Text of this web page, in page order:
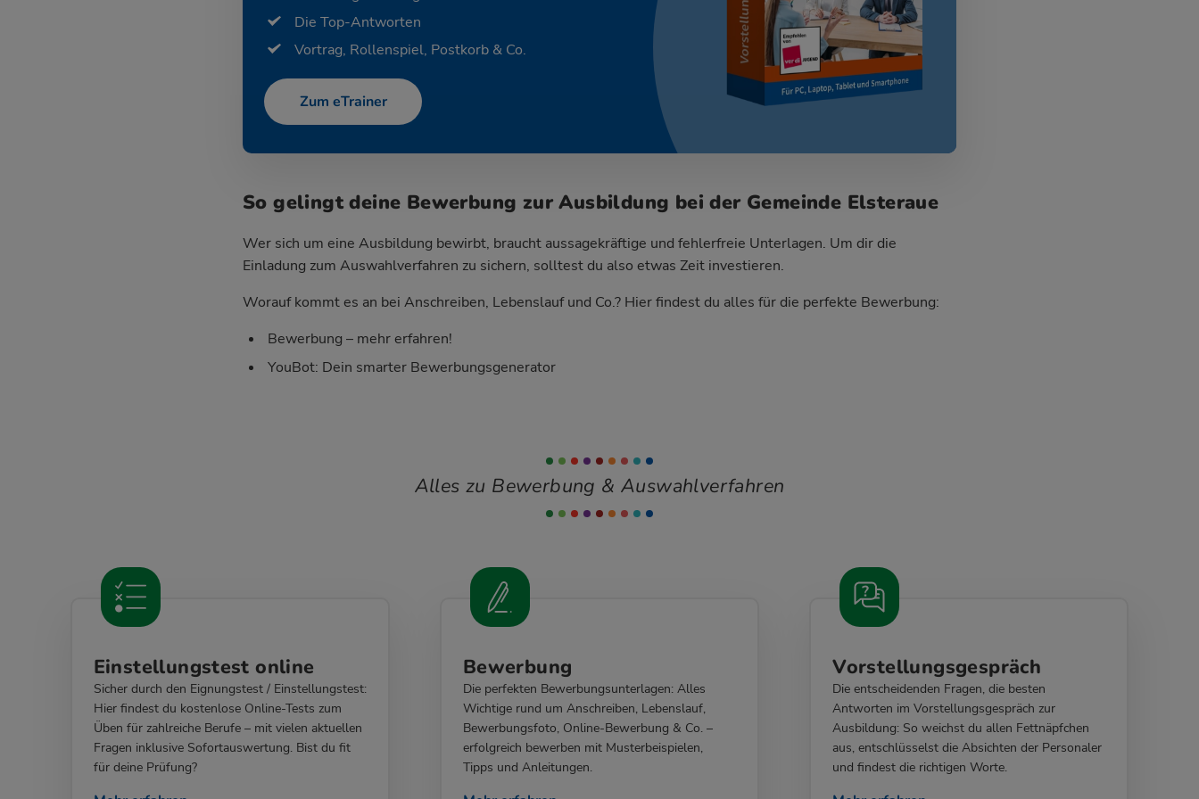
Die Top-Antworten
Vortrag, Rollenspiel, Postkorb & Co.
Zum eTrainer
So gelingt deine Bewerbung zur Ausbildung bei der Gemeinde Elsteraue
Wer sich um eine Ausbildung bewirbt, braucht aussagekräftige und fehlerfreie Unterlagen. Um dir die
Einladung zum Auswahlverfahren zu sichern, solltest du also etwas Zeit investieren.
Worauf kommt es an bei Anschreiben, Lebenslauf und Co.? Hier findest du alles für die perfekte Bewerbung:
Bewerbung – mehr erfahren!
YouBot: Dein smarter Bewerbungsgenerator
Alles zu Bewerbung & Auswahlverfahren
Einstellungstest online
Sicher durch den Eignungstest / Einstellungstest:
Hier findest du kostenlose Online-Tests zum
Üben für zahlreiche Berufe – mit vielen aktuellen
Fragen inklusive Sofortauswertung. Bist du fit
für deine Prüfung?
Bewerbung
Die perfekten Bewerbungsunterlagen: Alles
Wichtige rund um Anschreiben, Lebenslauf,
Bewerbungsfoto, Online-Bewerbung & Co. –
erfolgreich bewerben mit Musterbeispielen,
Tipps und Anleitungen.
Vorstellungsgespräch
Die entscheidenden Fragen, die besten
Antworten im Vorstellungsgespräch zur
Ausbildung: So weichst du allen Fettnäpfchen
aus, entschlüsselst die Absichten der Personaler
und findest die richtigen Worte.